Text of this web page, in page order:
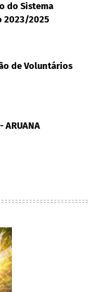
do Sistema
2023/2025
de Voluntários